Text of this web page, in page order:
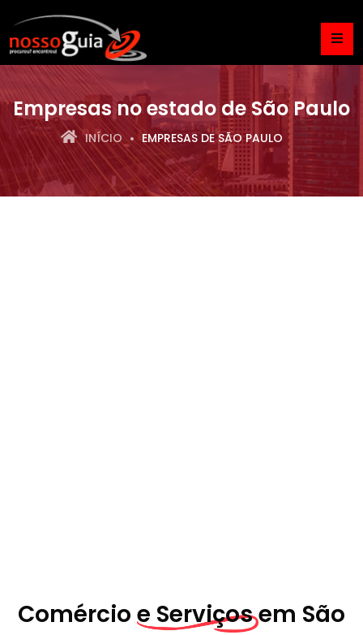
Empresas no estado de São Paulo
INÍCIO EMPRESAS DE SÃO PAULO
Comércio e Serviços em São